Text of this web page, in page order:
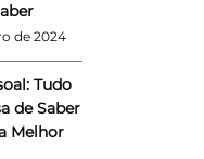
de 2024
Tudo
de Saber
Melhor